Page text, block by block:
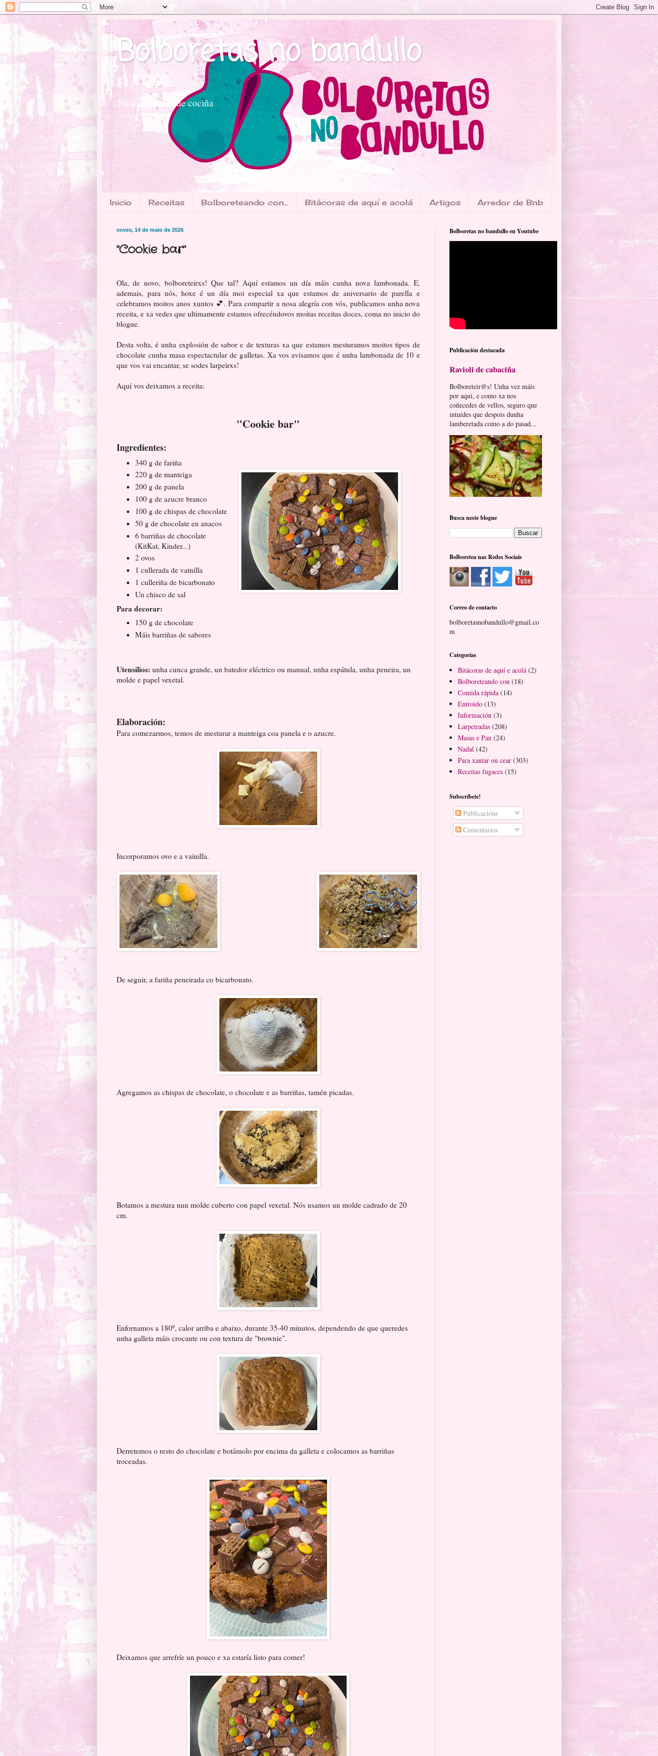
Bolboretas no bandullo
Blogue galego de cociña
Inicio Receitas Bolboreteando con... Bitácoras de aquí e acolá Artigos Arredor de Bnb
xoves, 14 de maio de 2026
"Cookie bar"
Ola, de novo, bolboreteirxs! Que tal? Aquí estamos un día máis cunha nova lambonada. E,
ademais, para nós, hoxe é un día moi especial xa que estamos de aniversario de parella e
celebramos moitos anos xuntos 💕. Para compartir a nosa alegría con vós, publicamos unha nova
receita, e xa vedes que ultimamente estamos ofrecéndovos moitas receitas doces, coma no inicio do
blogue.
Desta volta, é unha explosión de sabor e de texturas xa que estamos mesturamos moitos tipos de
chocolate cunha masa espectactular de galletas. Xa vos avisamos que é unha lambonada de 10 e
que vos vai encantar, se sodes larpeirxs!
Aquí vos deixamos a receita:
"Cookie bar"
Ingredientes:
340 g de fariña
220 g de manteiga
200 g de panela
100 g de azucre branco
100 g de chispas de chocolate
50 g de chocolate en anacos
6 barriñas de chocolate
(KitKat, Kinder...)
2 ovos
1 cullerada de vainilla
1 culleriña de bicarbonato
Un chisco de sal
Para decorar:
150 g de chocolate
Máis barriñas de sabores
Utensilios: unha cunca grande, un batedor eléctrico ou manual, unha espátula, unha peneira, un
molde e papel vexetal.
Elaboración:
Para comezarmos, temos de mesturar a manteiga coa panela e o azucre.
Incorporamos ovo e a vainilla.
De seguir, a fariña peneirada co bicarbonato.
Agregamos as chispas de chocolate, o chocolate e as barriñas, tamén picadas.
Botamos a mestura nun molde cuberto con papel vexetal. Nós usamos un molde cadrado de 20
cm.
Enfornamos a 180º, calor arriba e abaixo, durante 35-40 minutos, dependendo de que queredes
unha galleta máis crocante ou con textura de "brownie".
Derretemos o resto do chocolate e botámolo por encima da galleta e colocamos as barriñas
troceadas.
Deixamos que arrefríe un pouco e xa estaría listo para comer!
Bolboretas no bandullo en Youtube
Publicación destacada
Ravioli de cabaciña
Bolboreteir@s! Unha vez máis
por aquí, e como xa nos
coñecedes de vellos, seguro que
intuídes que despois dunha
lamberetada como a do pasad...
Busca neste blogue
Bolboretea nas Redes Sociais
Correo de contacto
bolboretasnobandullo@gmail.co
m
Categorías
Bitácoras de aquí e acolá (2)
Bolboreteando con (18)
Comida rápida (14)
Entroido (13)
Información (3)
Larpeiradas (208)
Masas e Pan (24)
Nadal (42)
Para xantar ou cear (303)
Receitas fugaces (15)
Subscríbete!
Publicacións
Comentarios